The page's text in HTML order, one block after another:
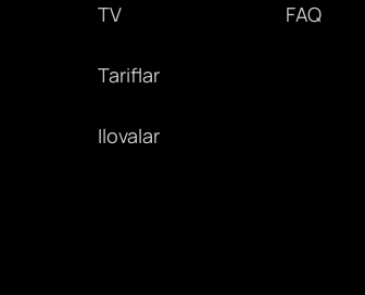
TV
Tariflar
Ilovalar
FAQ